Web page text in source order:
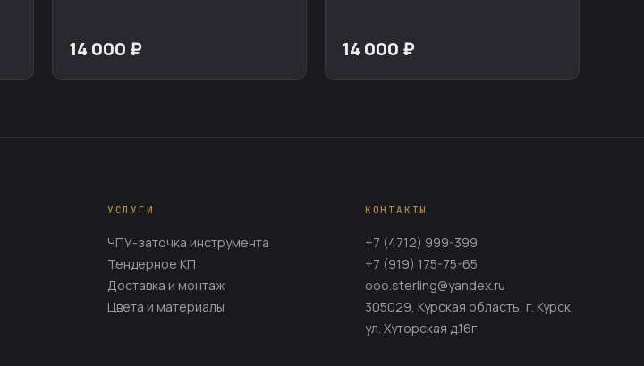
14 000 ₽ 14 000 ₽
УСЛУГИ
ЧПУ-заточка инструмента
Тендерное КП
Доставка и монтаж
Цвета и материалы
КОНТАКТЫ
+7 (4712) 999-399
+7 (919) 175-75-65
ooo.sterling@yandex.ru
305029, Курская область, г. Курск,
ул. Хуторская д.16г